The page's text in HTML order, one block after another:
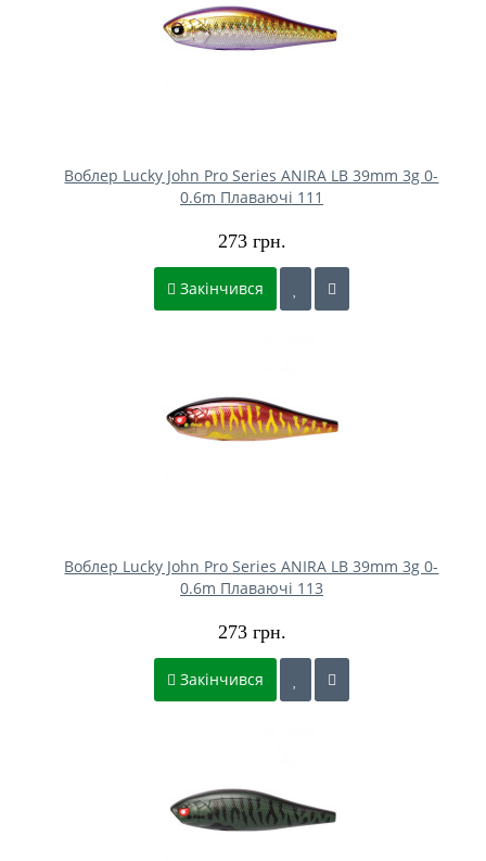
Воблер Lucky John Pro Series ANIRA LB 39mm 3g 0-
0.6m Плаваючі 111
273 грн.
Закінчився
Воблер Lucky John Pro Series ANIRA LB 39mm 3g 0-
0.6m Плаваючі 113
273 грн.
Закінчився